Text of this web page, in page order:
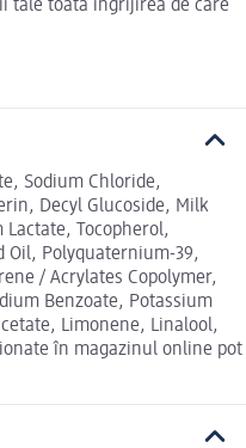
tale toată îngrijirea de care
Sodium Chloride,
Decyl Glucoside, Milk
Lactate, Tocopherol,
Oil, Polyquaternium-39,
/ Acrylates Copolymer,
Benzoate, Potassium
Limonene, Linalool,
în magazinul online pot